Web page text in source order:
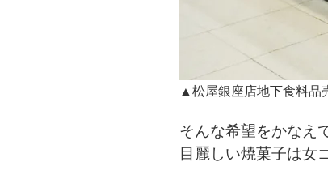
▲松屋銀座店地下食料品
そんな希望をかなえ
目麗しい焼菓子は女